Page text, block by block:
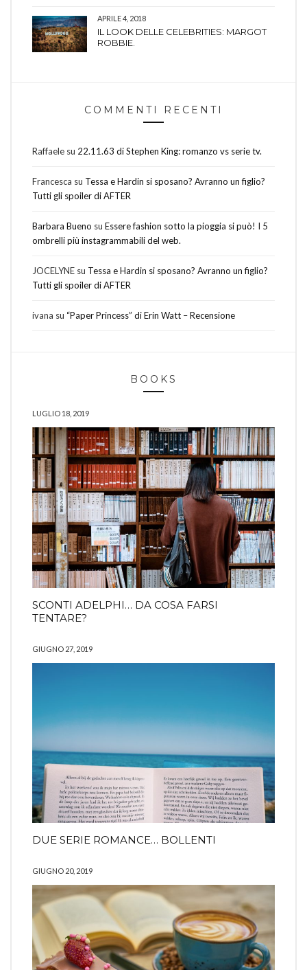
APRILE 4, 2018
IL LOOK DELLE CELEBRITIES: MARGOT
ROBBIE.
COMMENTI RECENTI
Raffaele su 22.11.63 di Stephen King: romanzo vs serie tv.
Francesca su Tessa e Hardin si sposano? Avranno un figlio?
Tutti gli spoiler di AFTER
Barbara Bueno su Essere fashion sotto la pioggia si può! I 5
ombrelli più instagrammabili del web.
JOCELYNE su Tessa e Hardin si sposano? Avranno un figlio?
Tutti gli spoiler di AFTER
ivana su “Paper Princess” di Erin Watt – Recensione
BOOKS
LUGLIO 18, 2019
SCONTI ADELPHI… DA COSA FARSI
TENTARE?
GIUGNO 27, 2019
DUE SERIE ROMANCE… BOLLENTI
GIUGNO 20, 2019